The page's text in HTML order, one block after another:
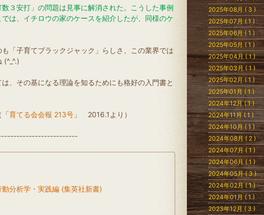
３安打」の問題は見事に解消された。こうした事例
は、イチロウの家のケースを紹介したが、同様のケ
「子育てブラックジャック」らしさ、この業界では
(^_^.)
、その基になる理論を知るためにも格好の入門書と
育てる会会報 213号 」 2016.1より）
分析学・実践編 (集英社新書)
2025年08月 ( 3 )
2025年07月 ( 1 )
2025年06月 ( 1 )
2025年05月 ( 1 )
2025年04月 ( 1 )
2025年03月 ( 1 )
2025年02月 ( 1 )
2025年01月 ( 1 )
2024年12月 ( 1 )
2024年11月 ( 1 )
2024年10月 ( 1 )
2024年08月 ( 2 )
2024年07月 ( 1 )
2024年06月 ( 1 )
2024年05月 ( 3 )
2024年02月 ( 1 )
2024年01月 ( 1 )
2023年12月 ( 3 )